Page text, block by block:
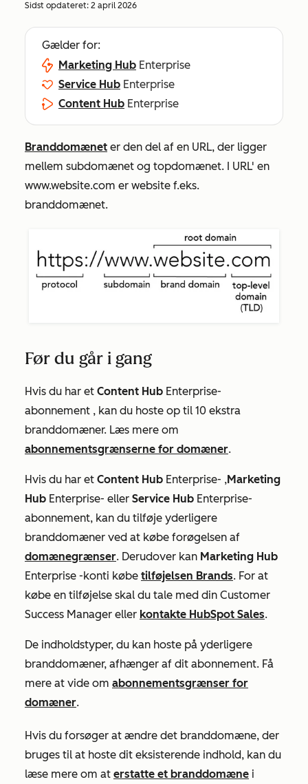
Sidst opdateret: 2 april 2026
Gælder for:
Marketing Hub Enterprise
Service Hub Enterprise
Content Hub Enterprise
Branddomænet er den del af en URL, der ligger
mellem subdomænet og topdomænet. I URL' en
www.website.com er website f.eks.
branddomænet.
Før du går i gang
Hvis du har et Content Hub Enterprise-
abonnement , kan du hoste op til 10 ekstra
branddomæner. Læs mere om
abonnementsgrænserne for domæner.
Hvis du har et Content Hub Enterprise- ,Marketing
Hub Enterprise- eller Service Hub Enterprise-
abonnement, kan du tilføje yderligere
branddomæner ved at købe forøgelsen af
domænegrænser. Derudover kan Marketing Hub
Enterprise -konti købe tilføjelsen Brands. For at
købe en tilføjelse skal du tale med din Customer
Success Manager eller kontakte HubSpot Sales.
De indholdstyper, du kan hoste på yderligere
branddomæner, afhænger af dit abonnement. Få
mere at vide om abonnementsgrænser for
domæner.
Hvis du forsøger at ændre det branddomæne, der
bruges til at hoste dit eksisterende indhold, kan du
læse mere om at erstatte et branddomæne i